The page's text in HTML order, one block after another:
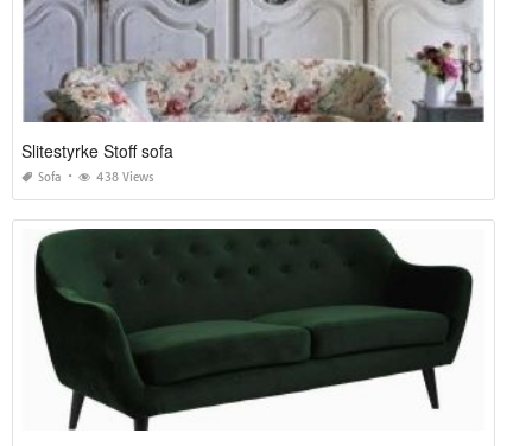
Slitestyrke Stoff sofa
Sofa 438 Views